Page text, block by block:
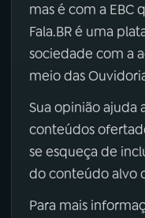
mas é com a EBC
Fala.BR é uma
sociedade com a
meio das
Sua opinião ajuda
conteúdos
se esqueça de
do conteúdo alvo
Para mais